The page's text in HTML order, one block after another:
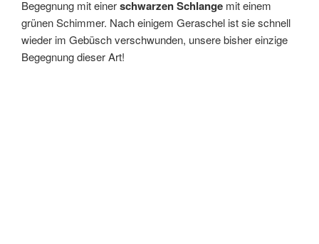
Begegnung mit einerschwarzen Schlange mit einem
grünen Schimmer. Nach einigem Geraschel ist sie schnell
wieder im Gebüsch verschwunden, unsere bisher einzige
Begegnung dieser Art!